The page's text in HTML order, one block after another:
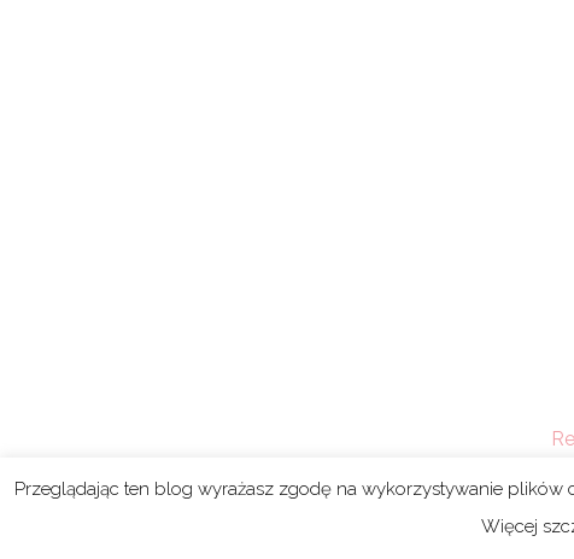
Przeglądając ten blog wyrażasz zgodę na wykorzystywanie
Więcej